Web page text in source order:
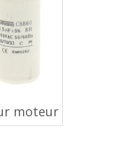
moteur